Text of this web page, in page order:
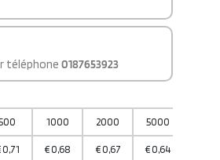
téléphone 0187653923
1000 2000 5000
0,71 €0,68 €0,67 €0,64